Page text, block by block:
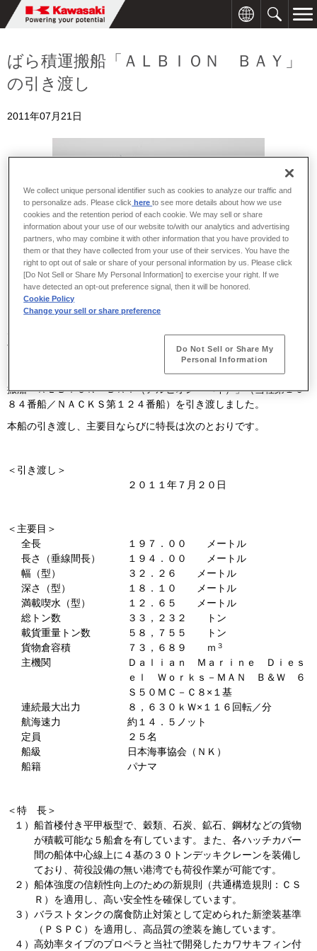
ばら積運搬船「ＡＬＢＩＯＮ ＢＡＹ」
の引き渡し
2011年07月21日
公司（ＮＡＣＫＳ）において、“Ｋ” ＬＩＮＥ ＢＵＬＫ ＳＨＩ
ＰＰＩＮＧ （ＵＫ） ＬＩＭＩＴＥＤ 〔ケイ ライン バル
ク シッピング （ユーケー） リミテッド〕向け５８型ばら積運
搬船「ＡＬＢＩＯＮ ＢＡＹ（アルビオン ベイ）」（当社第１６
８４番船／ＮＡＣＫＳ第１２４番船）を引き渡しました。
本船の引き渡し、主要目ならびに特長は次のとおりです。
＜引き渡し＞
２０１１年７月２０日
＜主要目＞
全長
１９７．００ メートル
長さ（垂線間長）
１９４．００ メートル
幅（型）
３２．２６ メートル
深さ（型）
１８．１０ メートル
満載喫水（型）
１２．６５ メートル
総トン数
３３，２３２ トン
載貨重量トン数
５８，７５５ トン
貨物倉容積
７３，６８９ ｍ ３
主機関
Ｄａｌｉａｎ Ｍａｒｉｎｅ Ｄｉｅｓ
ｅｌ Ｗｏｒｋｓ－ＭＡＮ Ｂ＆Ｗ ６
Ｓ５０ＭＣ－Ｃ８×１基
連続最大出力
８，６３０ｋＷ×１１６回転／分
航海速力
約１４．５ノット
定員
２５名
船級
日本海事協会（ＮＫ）
船籍
パナマ
＜特 長＞
１） 船首楼付き平甲板型で、穀類、石炭、鉱石、鋼材などの貨物
が積載可能な５船倉を有しています。また、各ハッチカバー
間の船体中心線上に４基の３０トンデッキクレーンを装備し
ており、荷役設備の無い港湾でも荷役作業が可能です。
２） 船体強度の信頼性向上のための新規則（共通構造規則：ＣＳ
Ｒ）を適用し、高い安全性を確保しています。
３） バラストタンクの腐食防止対策として定められた新塗装基準
（ＰＳＰＣ）を適用し、高品質の塗装を施しています。
４） 高効率タイプのプロペラと当社で開発したカワサキフィン付
We collect unique personal identifier such as cookies to analyze our traffic and
to personalize ads. Please click hereto see more details about how we use
cookies and the retention period of each cookie. We may sell or share
information about your use of our website to/with our analytics and advertising
partners, who may combine it with other information that you have provided to
them or that they have collected from your use of their services. You have the
right to opt out of sale or share of your personal information by us. Please click
[Do Not Sell or Share My Personal Information] to exercise your right. If we
have detected an opt-out preference signal, then it will be honored.
Cookie Policy
Change your sell or share preference
Do Not Sell or Share My
Personal Information